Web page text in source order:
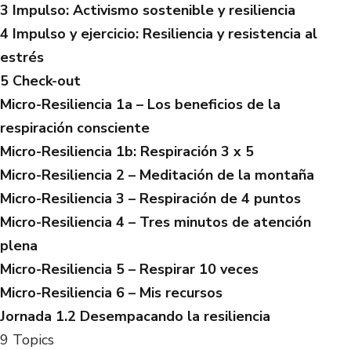
3 Impulso: Activismo sostenible y resiliencia
4 Impulso y ejercicio: Resiliencia y resistencia al
estrés
5 Check-out
Micro-Resiliencia 1a – Los beneficios de la
respiración consciente
Micro-Resiliencia 1b: Respiración 3 x 5
Micro-Resiliencia 2 – Meditación de la montaña
Micro-Resiliencia 3 – Respiración de 4 puntos
Micro-Resiliencia 4 – Tres minutos de atención
plena
Micro-Resiliencia 5 – Respirar 10 veces
Micro-Resiliencia 6 – Mis recursos
Jornada 1.2 Desempacando la resiliencia
9 Topics